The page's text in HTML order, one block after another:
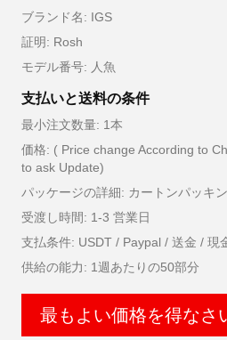
ブランド名: IGS
証明: Rosh
モデル番号: 人魚
支払いと送料の条件
最小注文数量: 1本
価格: ( Price change According to
to ask Update)
パッケージの詳細: カートンパッキ
受渡し時間: 1-3 営業日
支払条件: USDT / Paypal / 送金 / 現
供給の能力: 1週あたりの50部分
最もよい価格を得なさ